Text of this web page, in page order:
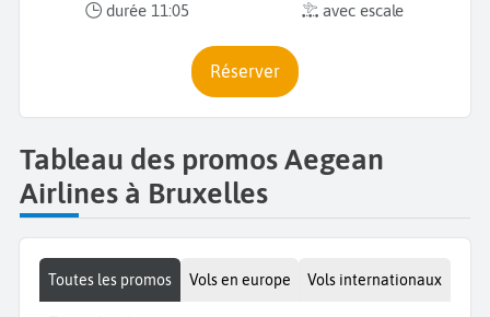
durée 11:05
avec escale
Réserver
Tableau des promos Aegean
Airlines à Bruxelles
Toutes les promos Vols en europe Vols internationaux